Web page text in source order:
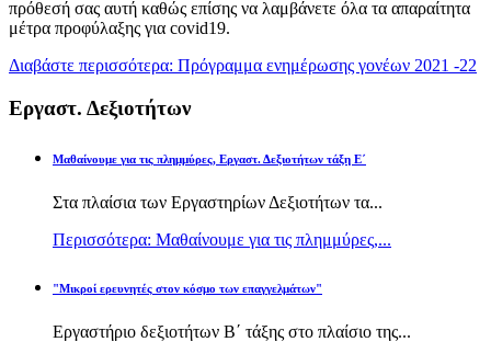
πρόθεσή σας αυτή καθώς επίσης να λαμβάνετε όλα τα απαραίτητα
μέτρα προφύλαξης για covid19.
Διαβάστε περισσότερα: Πρόγραμμα ενημέρωσης γονέων 2021 -22
Εργαστ. Δεξιοτήτων
Μαθαίνουμε για τις πλημμύρες, Εργαστ. Δεξιοτήτων τάξη Ε΄
Στα πλαίσια των Εργαστηρίων Δεξιοτήτων τα...
Περισσότερα: Μαθαίνουμε για τις πλημμύρες,...
"Μικροί ερευνητές στον κόσμο των επαγγελμάτων"
Εργαστήριο δεξιοτήτων Β΄ τάξης στο πλαίσιο της...